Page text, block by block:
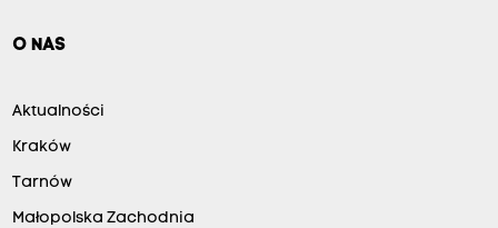
O NAS
Aktualności
Kraków
Tarnów
Małopolska Zachodnia